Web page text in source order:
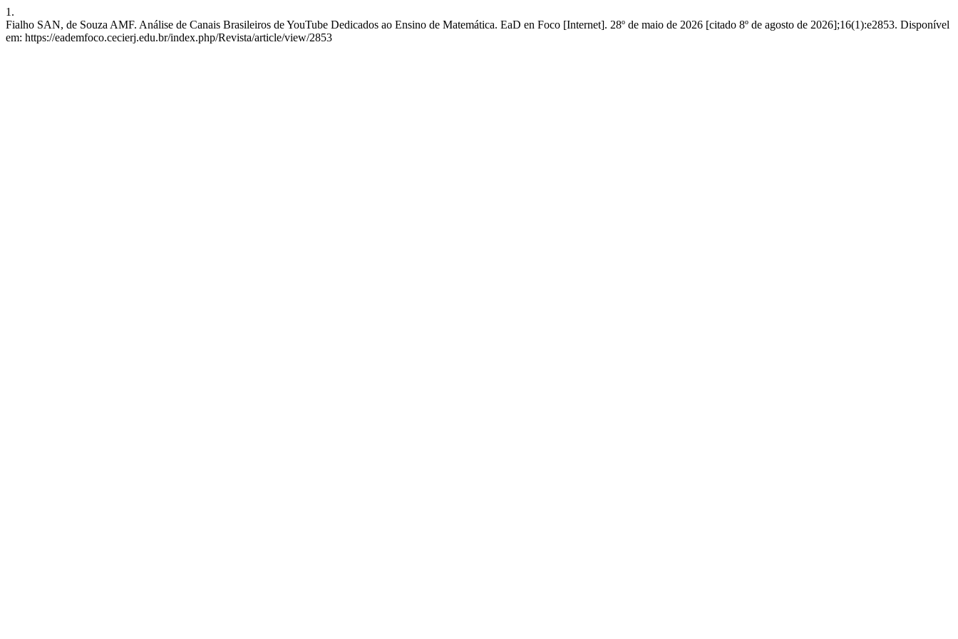
1.
Fialho SAN, de Souza AMF. Análise de Canais Brasileiros de YouTube Dedicados ao Ensino de Matemática. EaD en Foco [Internet]. 28º de maio de 2026 [citado 8º de agosto de 2026];16(1):e2853. Disponível
em: https://eademfoco.cecierj.edu.br/index.php/Revista/article/view/2853